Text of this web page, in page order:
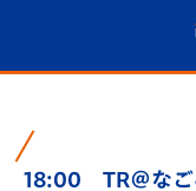
18:00 TR＠なご